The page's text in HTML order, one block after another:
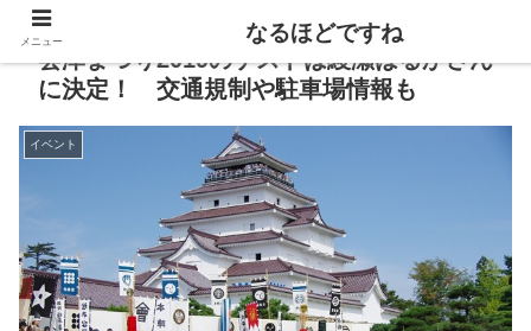
会津まつり2019のゲストは綾瀬はるかさん
に決定！ 交通規制や駐車場情報も
イベント
メニュー なるほどですね